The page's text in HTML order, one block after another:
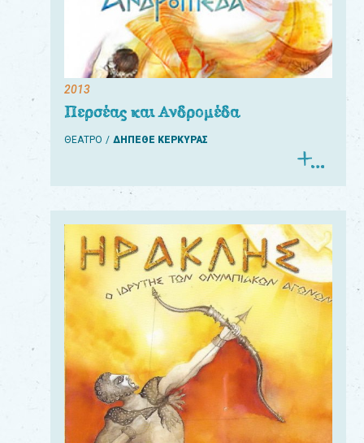
2013
Περσέας και Ανδρομέδα
ΘΕΑΤΡΟ ΔΗΠΕΘΕ ΚΕΡΚΥΡΑΣ